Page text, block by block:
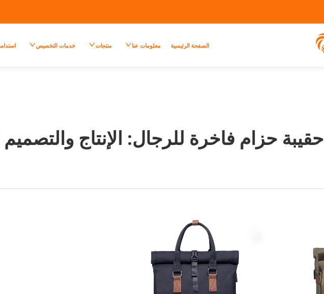
الصفحة الرئيسية معلومات عنا منتجات خدمات التخصيص
حقيبة حزام فاخرة للرجال: الإنتاج